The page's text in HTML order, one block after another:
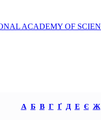
ACADEMY OF
А Б В Г Ґ Д Е Є Ж